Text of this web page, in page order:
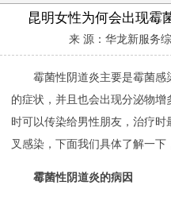
昆明女性为何会出现霉
来 源：华龙新服务
霉菌性阴道炎主要是霉菌
的症状，并且也会出现分泌物
时可以传染给男性朋友，治疗
叉感染，下面我们具体了解一下
霉菌性阴道炎的病因